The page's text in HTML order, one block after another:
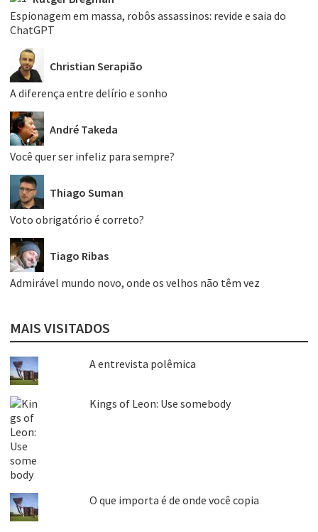
Espionagem em massa, robôs assassinos: revide e saia do
ChatGPT
Christian Serapião
A diferença entre delírio e sonho
André Takeda
Você quer ser infeliz para sempre?
Thiago Suman
Voto obrigatório é correto?
Tiago Ribas
Admirável mundo novo, onde os velhos não têm vez
MAIS VISITADOS
A entrevista polêmica
Kings of Leon: Use somebody
O que importa é de onde você copia